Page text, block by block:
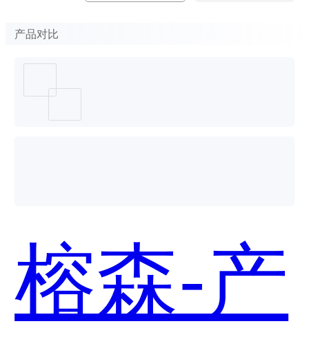
产品对比
榕森-产